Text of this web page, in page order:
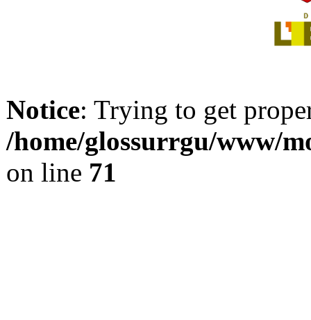
Notice: Trying to get
/home/glossurrgu/www/
on line 71